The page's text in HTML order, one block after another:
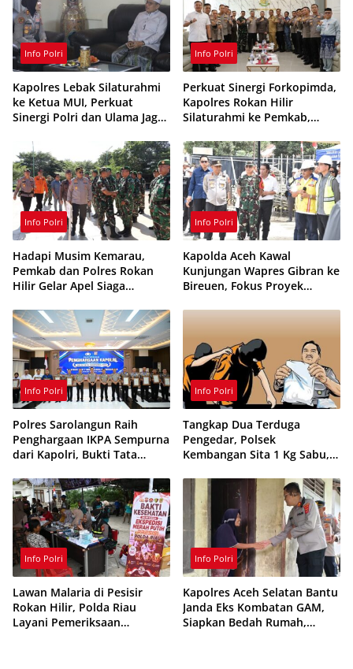
Info Polri
Kapolres Lebak Silaturahmi
ke Ketua MUI, Perkuat
Sinergi Polri dan Ulama Jaga
Info Polri
Perkuat Sinergi Forkopimda,
Kapolres Rokan Hilir
Silaturahmi ke Pemkab,
Info Polri
Hadapi Musim Kemarau,
Pemkab dan Polres Rokan
Hilir Gelar Apel Siaga
Sinergi Cegah Kebakaran
Info Polri
Kapolda Aceh Kawal
Kunjungan Wapres Gibran ke
Bireuen, Fokus Proyek
Info Polri
Polres Sarolangun Raih
Penghargaan IKPA Sempurna
dari Kapolri, Bukti Tata
Berintegritas
Info Polri
Tangkap Dua Terduga
Pengedar, Polsek
Kembangan Sita 1 Kg Sabu,
Ribu Butir Obat Keras
Info Polri
Lawan Malaria di Pesisir
Rokan Hilir, Polda Riau
Layani Pemeriksaan
Info Polri
Kapolres Aceh Selatan Bantu
Janda Eks Kombatan GAM,
Siapkan Bedah Rumah,